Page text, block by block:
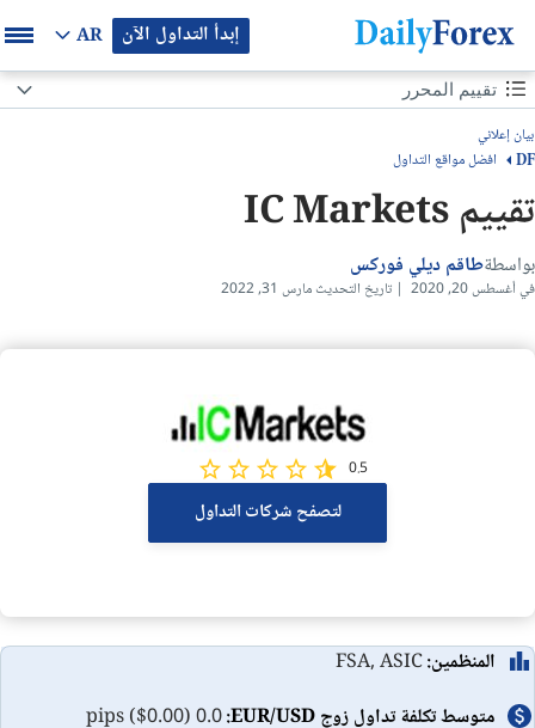
إبدأ التداول الآن AR
محتوى الصفحة
DF افضل مواقع التداول
بيان إعلاني
تقييم المحرر
تقييم المحرر
التنظيم والأمن
الرسوم
ما الذي يمكنني تداوله
البحث والتعليم
تقييم IC Markets
بواسطةطاقم ديلي فوركس
في أغسطس 20, 2020 | تاريخ التحديث مارس 31, 2022
0.5
لتصفح شركات التداول
المنظمين:FSA, ASIC
متوسط تكلفة تداول زوج EUR/USD:
0.0 pips ($0.00)